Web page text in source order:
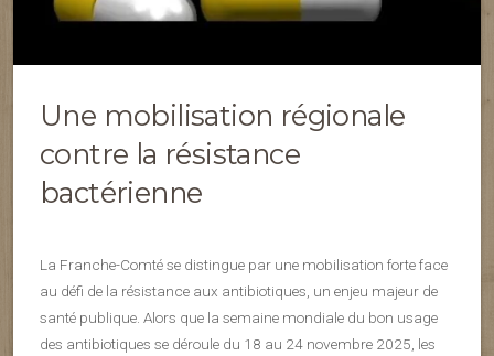
Une mobilisation régionale
contre la résistance
bactérienne
La Franche-Comté se distingue par une mobilisation forte face
au défi de la résistance aux antibiotiques, un enjeu majeur de
santé publique. Alors que la semaine mondiale du bon usage
des antibiotiques se déroule du 18 au 24 novembre 2025, les